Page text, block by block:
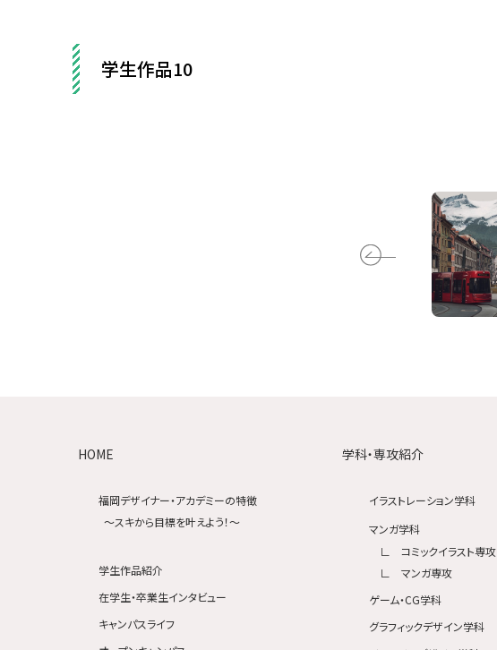
学生作品10
HOME
福岡デザイナー・アカデミーの特徴
〜スキから目標を叶えよう！〜
学生作品紹介
在学生・卒業生インタビュー
キャンパスライフ
学科・専攻紹介
イラストレーション学科
マンガ学科
コミックイラスト専攻
マンガ専攻
ゲーム・CG学科
グラフィックデザイン学科